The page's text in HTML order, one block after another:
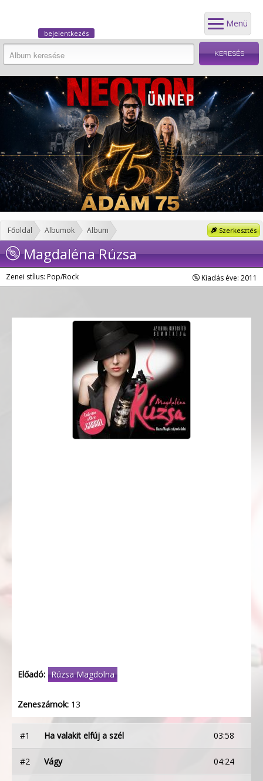
Menü
bejelentkezés
Szerkesztés
Főoldal Albumok Album
Magdaléna Rúzsa
Zenei stílus: Pop/Rock Kiadás éve: 2011
Előadó: Rúzsa Magdolna
Zeneszámok: 13
#1 Ha valakit elfúj a szél 03:58
#2 Vágy 04:24